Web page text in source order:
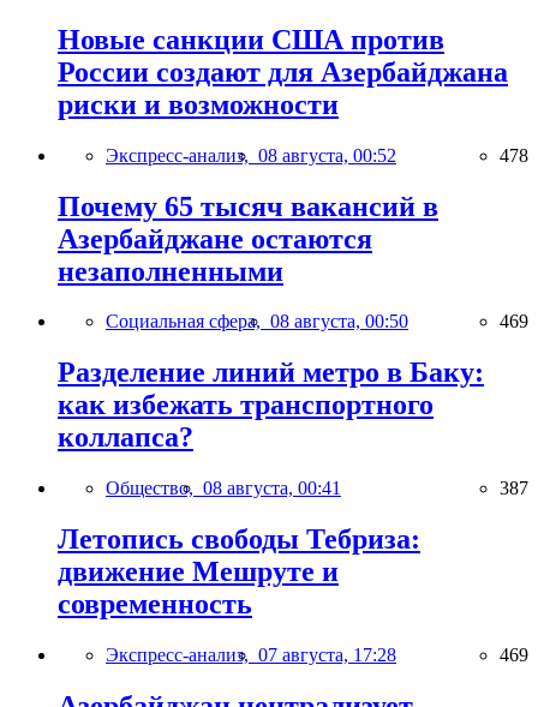
Новые санкции США против
России создают для Азербайджана
риски и возможности
Экспресс-анализ, 08 августа, 00:52 478
Почему 65 тысяч вакансий в
Азербайджане остаются
незаполненными
Социальная сфера, 08 августа, 00:50 469
Разделение линий метро в Баку:
как избежать транспортного
коллапса?
Общество, 08 августа, 00:41 387
Летопись свободы Тебриза:
движение Мешруте и
современность
Экспресс-анализ, 07 августа, 17:28 469